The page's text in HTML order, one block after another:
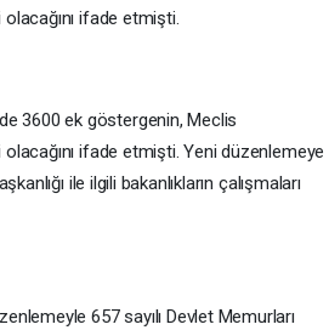
ifade etmişti.
3600 ek göstergenin, Meclis
ifade etmişti. Yeni düzenlemeye
ile ilgili bakanlıkların çalışmaları
657 sayılı Devlet Memurları